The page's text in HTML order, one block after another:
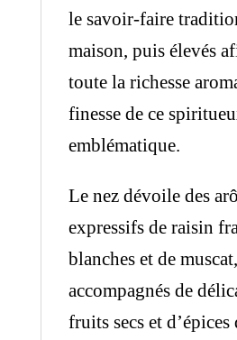
le savoir-faire
maison, puis élevés
toute la richesse
finesse de ce
emblématique.
Le nez dévoile des
expressifs de raisin
blanches et de muscat,
accompagnés de
fruits secs et d’épices